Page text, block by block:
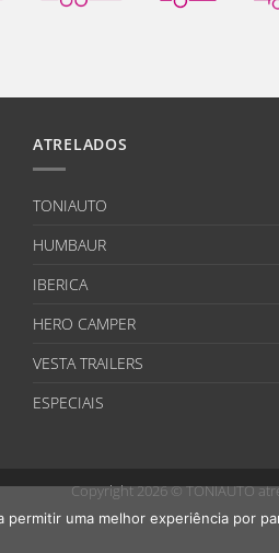
ATRELADOS
TONIAUTO
HUMBAUR
IBERICA
HERO CAMPER
VESTA TRAILERS
ESPECIAIS
Copyright 2026 ©TONIAUTO
permitir uma melhor experiência por